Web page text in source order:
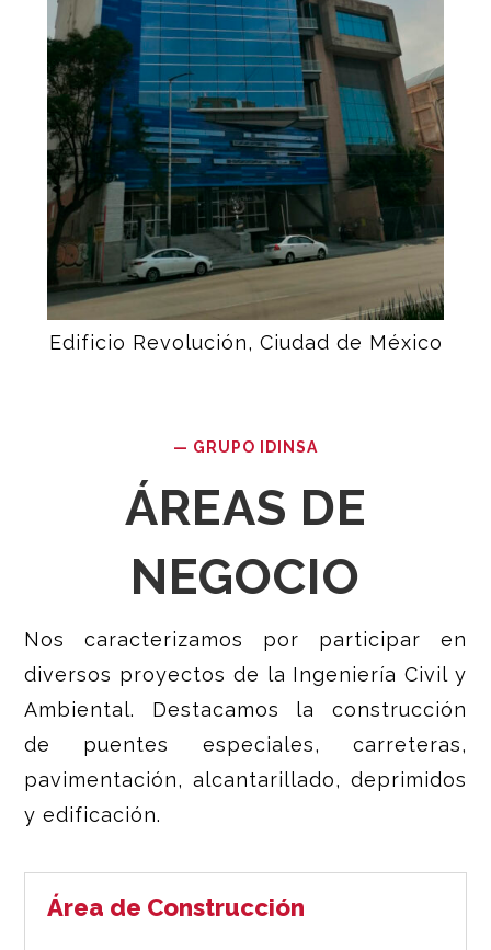
Edificio Revolución, Ciudad de México
— GRUPO IDINSA
ÁREAS DE
NEGOCIO
Nos caracterizamos por participar en
diversos proyectos de la Ingeniería Civil y
Ambiental. Destacamos la construcción
de puentes especiales, carreteras,
pavimentación, alcantarillado, deprimidos
y edificación.
Área de Construcción